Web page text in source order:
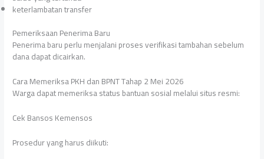
keterlambatan transfer
Pemeriksaan Penerima Baru
Penerima baru perlu menjalani proses verifikasi tambahan sebelum
dana dapat dicairkan.
Cara Memeriksa PKH dan BPNT Tahap 2 Mei 2026
Warga dapat memeriksa status bantuan sosial melalui situs resmi:
Cek Bansos Kemensos
Prosedur yang harus diikuti: